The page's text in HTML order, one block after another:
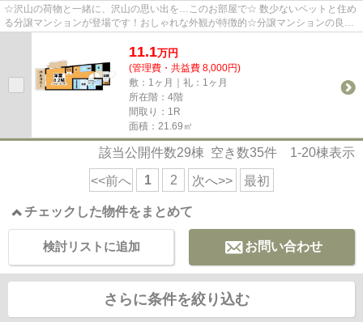
☆沢山の荷物と一緒に、沢山の思い出を…このお部屋で☆ 数少ないペットと住め
る分譲マンションが登場です！おしゃれな外観が特徴的☆分譲マンションの良さ
でもある、共用設備の充実はその...
11.1万円
(管理費・共益費 8,000円)
敷：1ヶ月｜礼：1ヶ月
所在階：4階
間取り：1R
面積：21.69㎡
該当公開件数29棟 空き数35件 1-20棟表示
<<前へ 1 2 次へ>> 最初
チェックした物件をまとめて
お問い合わせ
検討リストに追加
さらに条件を絞り込む